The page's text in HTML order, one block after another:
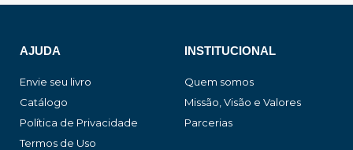
AJUDA
Envie seu livro
Catálogo
Política de Privacidade
Termos de Uso
INSTITUCIONAL
Quem somos
Missão, Visão e Valores
Parcerias